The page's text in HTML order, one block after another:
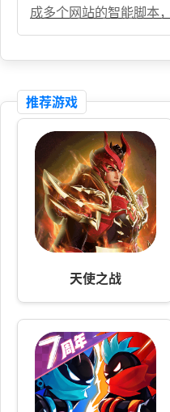
成多个网站的智能脚本
推荐游戏
天使之战